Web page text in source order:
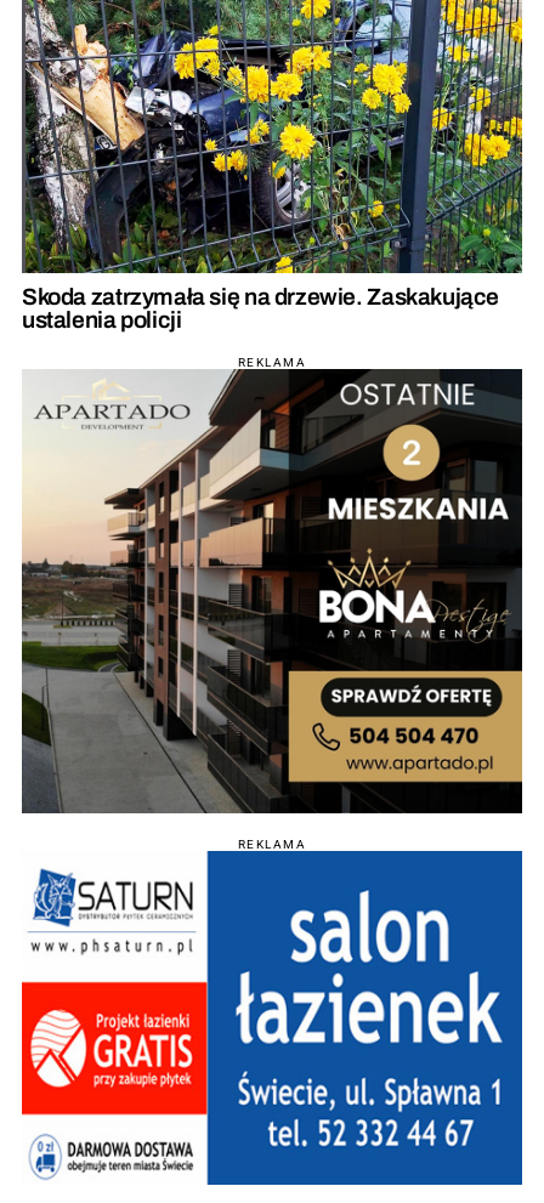
Skoda zatrzymała się na drzewie. Zaskakujące
ustalenia policji
REKLAMA
REKLAMA